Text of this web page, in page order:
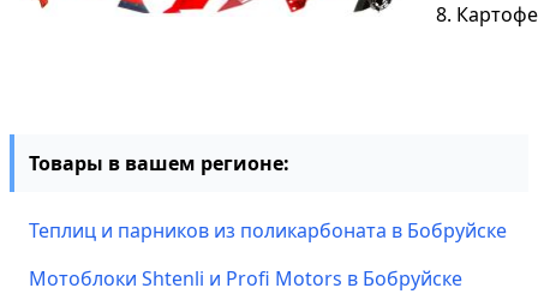
8.
Товары в вашем регионе:
Теплиц и парников из поликарбоната в Бобруйске
Мотоблоки Shtenli и Profi Motors в Бобруйске